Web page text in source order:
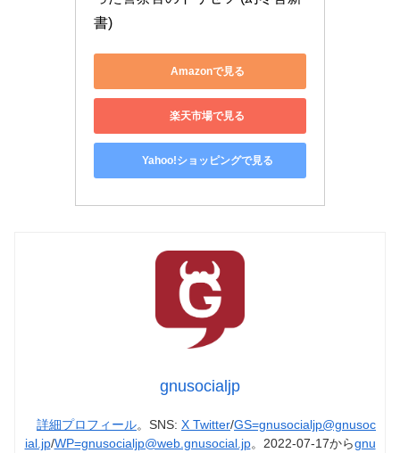
書)
Amazonで見る
楽天市場で見る
Yahoo!ショッピングで見る
gnusocialjp
詳細プロフィール。SNS: X Twitter/GS=gnusocialjp@gnusoc
ial.jp/WP=gnusocialjp@web.gnusocial.jp。2022-07-17からgnu